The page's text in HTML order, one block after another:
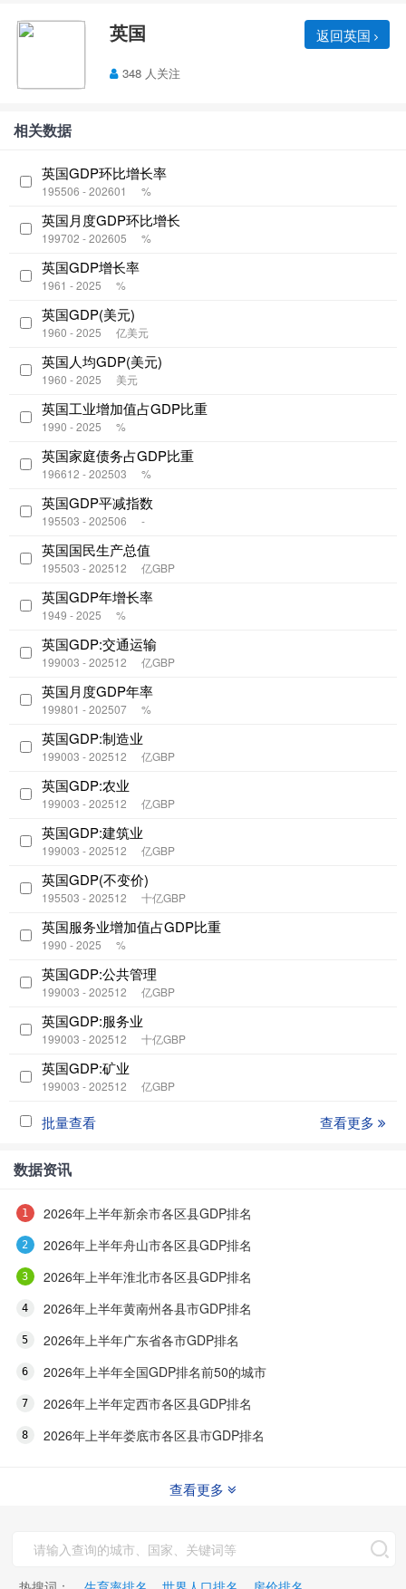
英国 返回英国
348 人关注
相关数据
英国GDP环比增长率
195506 - 202601 %
英国月度GDP环比增长
199702 - 202605 %
英国GDP增长率
1961 - 2025 %
英国GDP(美元)
1960 - 2025 亿美元
英国人均GDP(美元)
1960 - 2025 美元
英国工业增加值占GDP比重
1990 - 2025 %
英国家庭债务占GDP比重
196612 - 202503 %
英国GDP平减指数
195503 - 202506 -
英国国民生产总值
195503 - 202512 亿GBP
英国GDP年增长率
1949 - 2025 %
英国GDP:交通运输
199003 - 202512 亿GBP
英国月度GDP年率
199801 - 202507 %
英国GDP:制造业
199003 - 202512 亿GBP
英国GDP:农业
199003 - 202512 亿GBP
英国GDP:建筑业
199003 - 202512 亿GBP
英国GDP(不变价)
195503 - 202512 十亿GBP
英国服务业增加值占GDP比重
1990 - 2025 %
英国GDP:公共管理
199003 - 202512 亿GBP
英国GDP:服务业
199003 - 202512 十亿GBP
英国GDP:矿业
199003 - 202512 亿GBP
批量查看 查看更多
数据资讯
2026年上半年新余市各区县GDP排名
2026年上半年舟山市各区县GDP排名
2026年上半年淮北市各区县GDP排名
2026年上半年黄南州各县市GDP排名
2026年上半年广东省各市GDP排名
2026年上半年全国GDP排名前50的城市
2026年上半年定西市各区县GDP排名
2026年上半年娄底市各区县市GDP排名
查看更多